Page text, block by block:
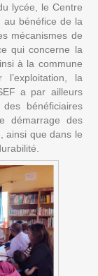
lycée, le Centre
au bénéfice de la
mécanismes de
qui concerne la
à la commune
l’exploitation, la
a par ailleurs
des bénéficiaires
démarrage des
ainsi que dans le